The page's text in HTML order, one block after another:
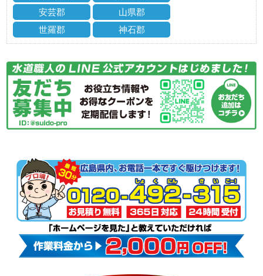
安芸郡
山県郡
世羅郡
神石郡